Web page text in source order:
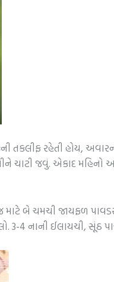
તકલીફ રહેતી હોય,
જવું. એકાદ મહિનો
બે ચમચી જાયફળ
3-4 નાની ઈલાયચી, સૂંઠ